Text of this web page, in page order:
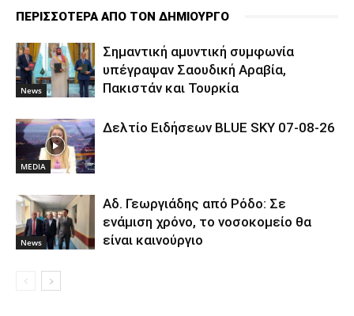
ΠΕΡΙΣΣΟΤΕΡΑ ΑΠΟ ΤΟΝ ΔΗΜΙΟΥΡΓΟ
News
Σημαντική αμυντική συμφωνία
υπέγραψαν Σαουδική Αραβία,
Πακιστάν και Τουρκία
MEDIA
Δελτίο Ειδήσεων BLUE SKY 07-08-26
News
Αδ. Γεωργιάδης από Ρόδο: Σε
ενάμιση χρόνο, το νοσοκομείο θα
είναι καινούργιο